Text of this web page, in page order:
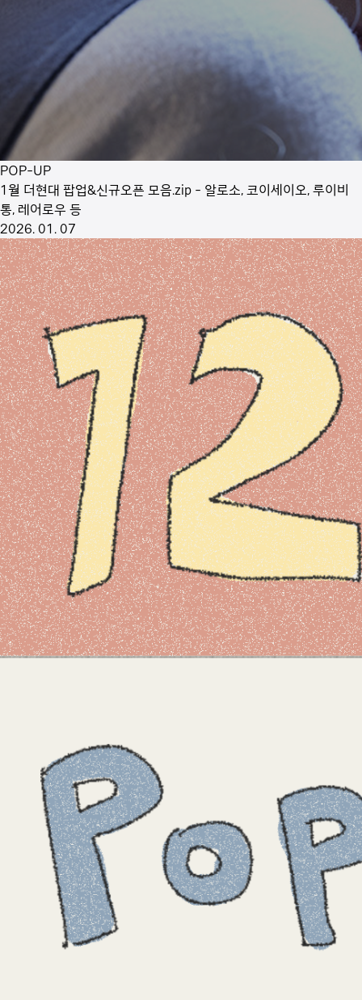
POP-UP
1월 더현대 팝업&신규오픈 모음.zip - 알로소, 코이세이오, 루이비
통, 레어로우 등
2026. 01. 07